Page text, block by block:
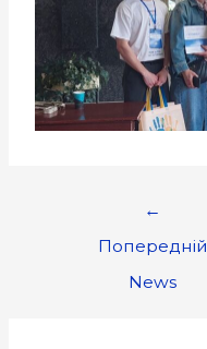
←
Попередній
News